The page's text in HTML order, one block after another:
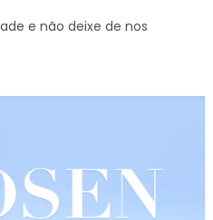
e não deixe de nos